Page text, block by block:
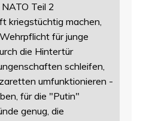
Teil 2
kriegstüchtig machen,
für junge
die Hintertür
schleifen,
umfunktionieren -
für die "Putin"
genug, die